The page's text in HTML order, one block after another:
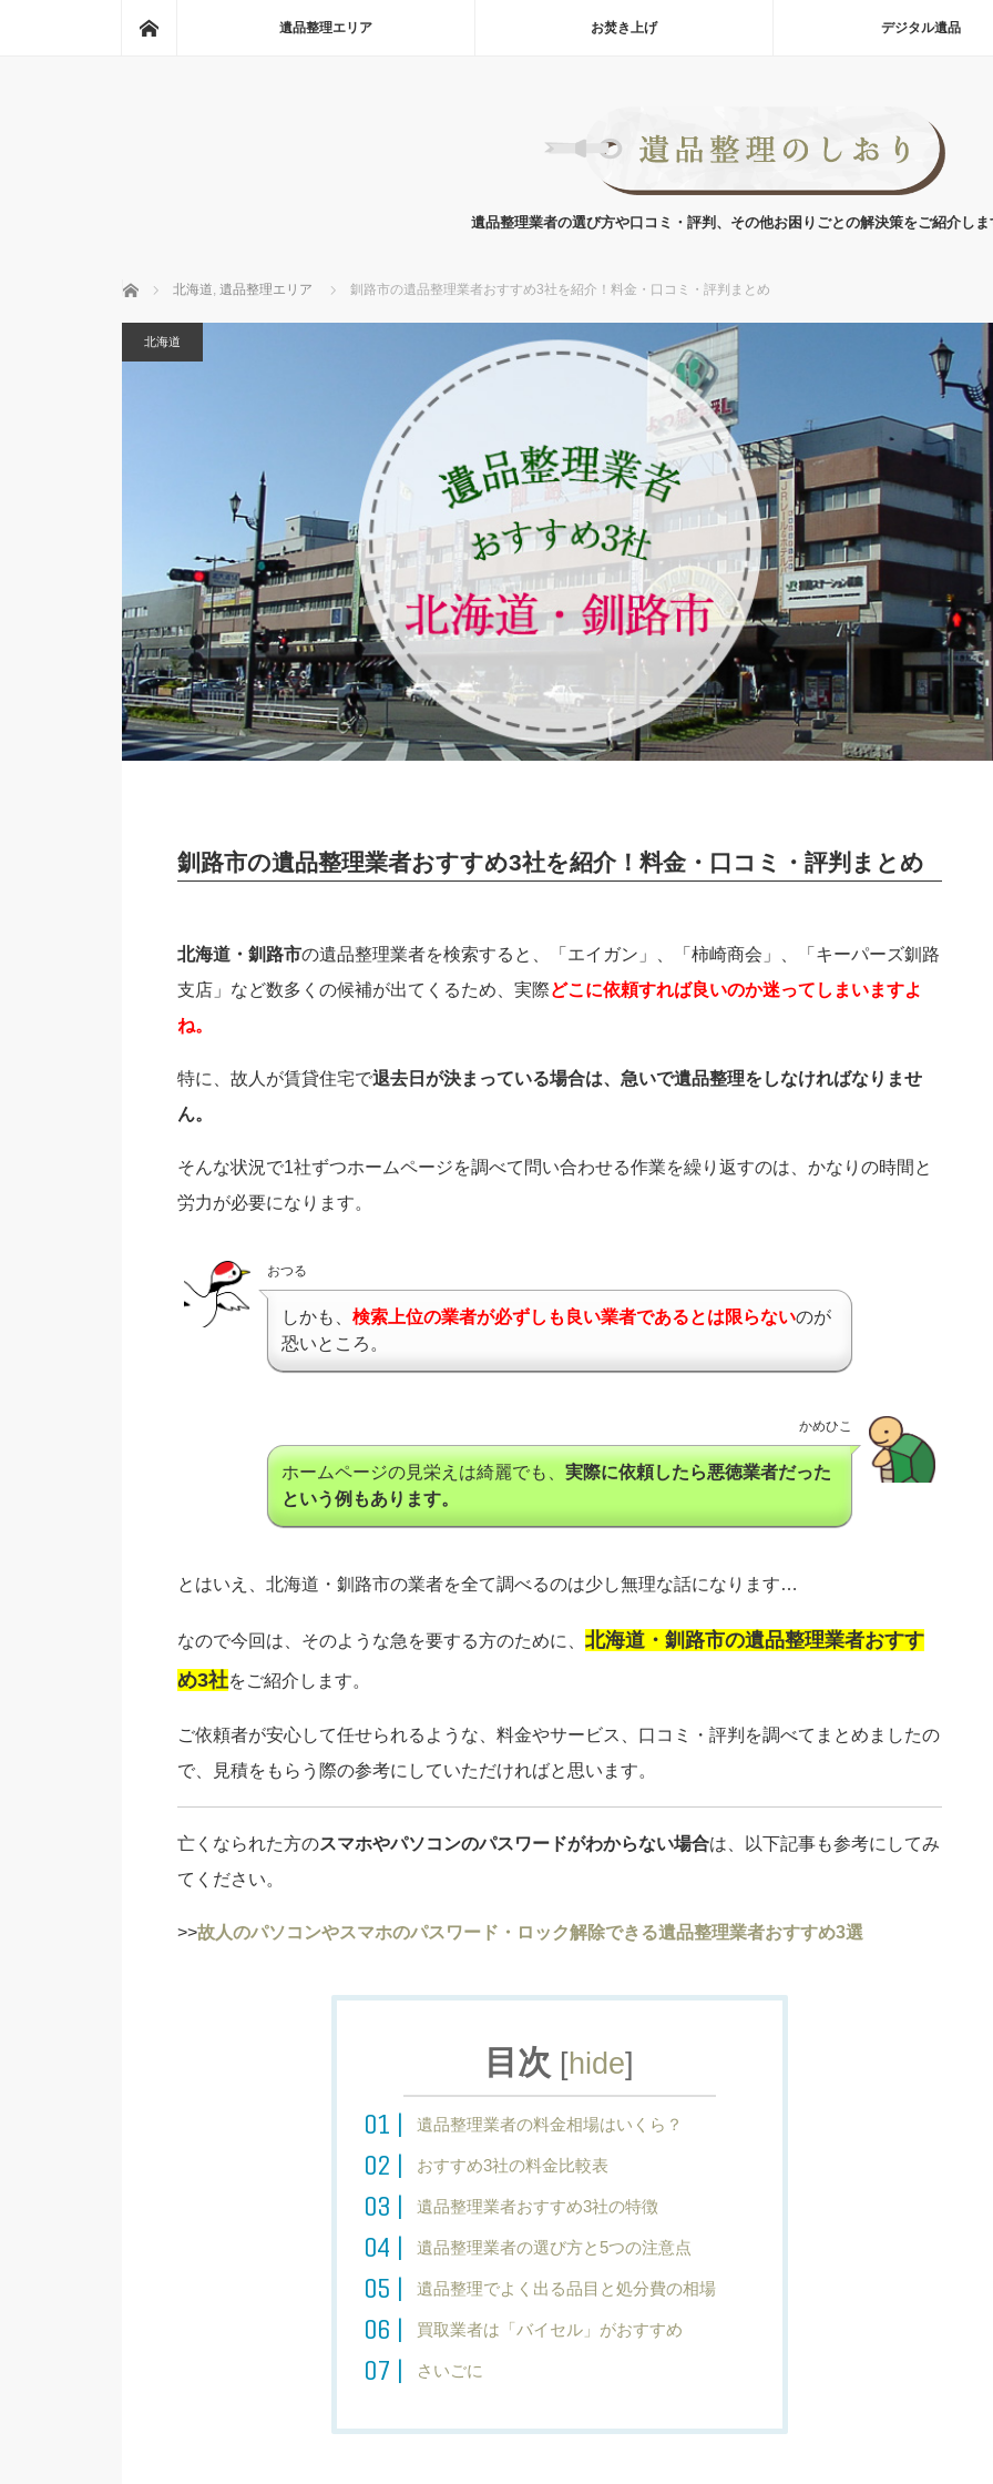
遺品整理エリア お焚き上げ デジタル遺品
遺品整理業者の選び方や口コミ・評判、その他お困りごとの解決策をご紹介しま
ホーム 北海道, 遺品整理エリア 釧路市の遺品整理業者おすすめ3社を紹介！料金・口コミ・評判まとめ
北海道
釧路市の遺品整理業者おすすめ3社を紹介！料金・口コミ・評判まとめ
北海道・釧路市の遺品整理業者を検索すると、「エイガン」、「柿崎商会」、「キーパーズ釧路
支店」など数多くの候補が出てくるため、実際どこに依頼すれば良いのか迷ってしまいますよ
ね。
特に、故人が賃貸住宅で退去日が決まっている場合は、急いで遺品整理をしなければなりませ
ん。
そんな状況で1社ずつホームページを調べて問い合わせる作業を繰り返すのは、かなりの時間と
労力が必要になります。
おつる
しかも、 検索上位の業者が必ずしも良い業者であるとは限らないのが
恐いところ。
かめひこ
ホームページの見栄えは綺麗でも、 実際に依頼したら悪徳業者だった
という例もあります。
とはいえ、北海道・釧路市の業者を全て調べるのは少し無理な話になります…
なので今回は、そのような急を要する方のために、 北海道・釧路市の遺品整理業者おすす
め3社をご紹介します。
ご依頼者が安心して任せられるような、料金やサービス、口コミ・評判を調べてまとめましたの
で、見積をもらう際の参考にしていただければと思います。
亡くなられた方のスマホやパソコンのパスワードがわからない場合は、以下記事も参考にしてみ
てください。
>>故人のパソコンやスマホのパスワード・ロック解除できる遺品整理業者おすすめ3選
目次 [hide]
遺品整理業者の料金相場はいくら？
おすすめ3社の料金比較表
遺品整理業者おすすめ3社の特徴
遺品整理業者の選び方と5つの注意点
遺品整理でよく出る品目と処分費の相場
買取業者は「バイセル」がおすすめ
さいごに